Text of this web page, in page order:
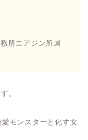
所エアジン所属
。
モンスターと化す女